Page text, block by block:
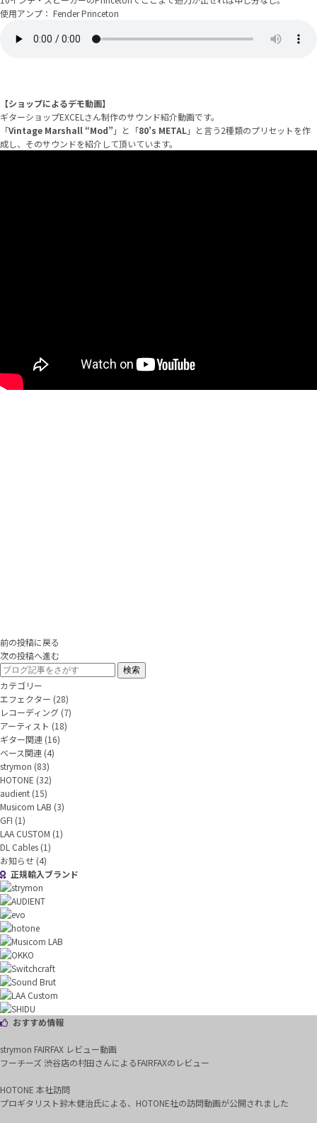
使用アンプ： Fender Princeton
【ショップによるデモ動画】
ギターショップEXCELさん制作のサウンド紹介動画です。
「Vintage Marshall “Mod” 」と「80’s METAL」と言う2種類のプリセットを作
成し、そのサウンドを紹介して頂いています。
前の投稿に戻る
次の投稿へ進む
カテゴリー
エフェクター (28)
レコーディング (7)
アーティスト (18)
ギター関連 (16)
ベース関連 (4)
strymon (83)
HOTONE (32)
audient (15)
Musicom LAB (3)
GFI (1)
LAA CUSTOM (1)
DL Cables (1)
お知らせ (4)
正規輸入ブランド
おすすめ情報
strymon FAIRFAX レビュー動画
フーチーズ 渋谷店の村田さんによるFAIRFAXのレビュー
HOTONE 本社訪問
プロギタリスト鈴木健治氏による、HOTONE社の訪問動画が公開されました